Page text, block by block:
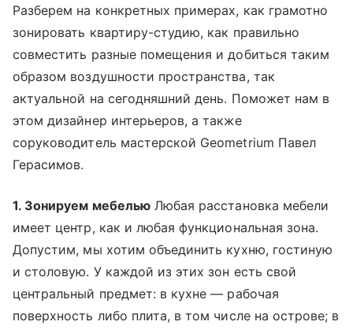
Разберем на конкретных примерах, как грамотно
зонировать квартиру-студию, как правильно
совместить разные помещения и добиться таким
образом воздушности пространства, так
актуальной на сегодняшний день. Поможет нам в
этом дизайнер интерьеров, а также
соруководитель мастерской Geometrium Павел
Герасимов.
1. Зонируем мебельюЛюбая расстановка мебели
имеет центр, как и любая функциональная зона.
Допустим, мы хотим объединить кухню, гостиную
и столовую. У каждой из этих зон есть свой
центральный предмет: в кухне — рабочая
поверхность либо плита, в том числе на острове; в